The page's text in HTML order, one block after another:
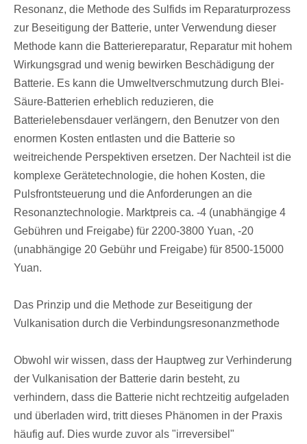
Resonanz, die Methode des Sulfids im Reparaturprozess
zur Beseitigung der Batterie, unter Verwendung dieser
Methode kann die Batteriereparatur, Reparatur mit hohem
Wirkungsgrad und wenig bewirken Beschädigung der
Batterie. Es kann die Umweltverschmutzung durch Blei-
Säure-Batterien erheblich reduzieren, die
Batterielebensdauer verlängern, den Benutzer von den
enormen Kosten entlasten und die Batterie so
weitreichende Perspektiven ersetzen. Der Nachteil ist die
komplexe Gerätetechnologie, die hohen Kosten, die
Pulsfrontsteuerung und die Anforderungen an die
Resonanztechnologie. Marktpreis ca. -4 (unabhängige 4
Gebühren und Freigabe) für 2200-3800 Yuan, -20
(unabhängige 20 Gebühr und Freigabe) für 8500-15000
Yuan.
Das Prinzip und die Methode zur Beseitigung der
Vulkanisation durch die Verbindungsresonanzmethode
Obwohl wir wissen, dass der Hauptweg zur Verhinderung
der Vulkanisation der Batterie darin besteht, zu
verhindern, dass die Batterie nicht rechtzeitig aufgeladen
und überladen wird, tritt dieses Phänomen in der Praxis
häufig auf. Dies wurde zuvor als "irreversibel"